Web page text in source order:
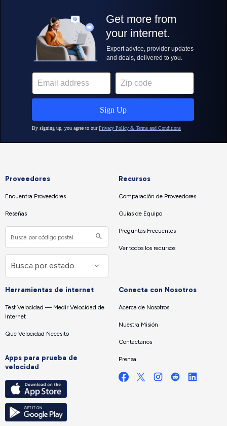
Proveedores
Encuentra Proveedores
Reseñas
Recursos
Comparación de Proveedores
Guías de Equipo
Preguntas Frecuentes
Ver todos los recursos
Herramientas de internet
Test Velocidad — Medir Velocidad de
Internet
Que Velocidad Necesito
Apps para prueba de
velocidad
Conecta con Nosotros
Acerca de Nosotros
Nuestra Misión
Contáctanos
Prensa